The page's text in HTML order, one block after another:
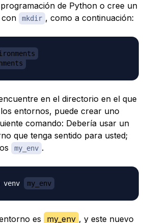
de Python o cree un
con
mkdir , como a continuación:
en el directorio en el que
entornos, puede crear uno
comando: Debería usar un
que tenga sentido para usted;
my_env .
venv my_env
es my_env , y este nuevo